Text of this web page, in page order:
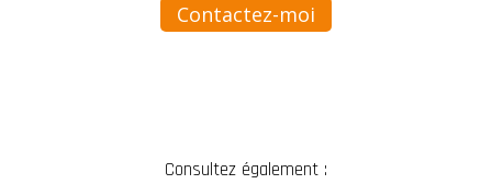
Contactez-moi
Consultez également :